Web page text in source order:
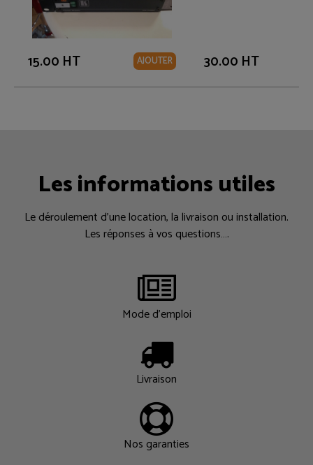
15.00 HT AJOUTER 30.00 HT
Les informations utiles
Le déroulement d’une location, la livraison ou installation.
Les réponses à vos questions….
Mode d'emploi
Livraison
Nos garanties